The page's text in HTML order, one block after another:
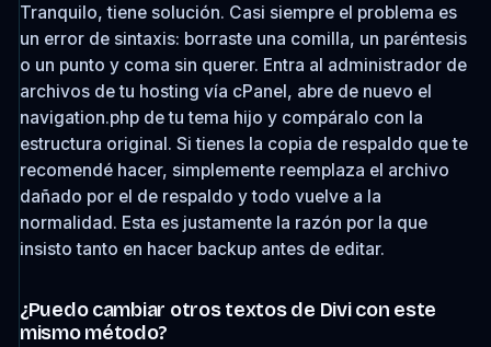
Tranquilo, tiene solución. Casi siempre el problema es
un error de sintaxis: borraste una comilla, un paréntesis
o un punto y coma sin querer. Entra al administrador de
archivos de tu hosting vía cPanel, abre de nuevo el
navigation.phpde tu tema hijo y compáralo con la
estructura original. Si tienes la copia de respaldo que te
recomendé hacer, simplemente reemplaza el archivo
dañado por el de respaldo y todo vuelve a la
normalidad. Esta es justamente la razón por la que
insisto tanto en hacer backup antes de editar.
¿Puedo cambiar otros textos de Divi con este
mismo método?